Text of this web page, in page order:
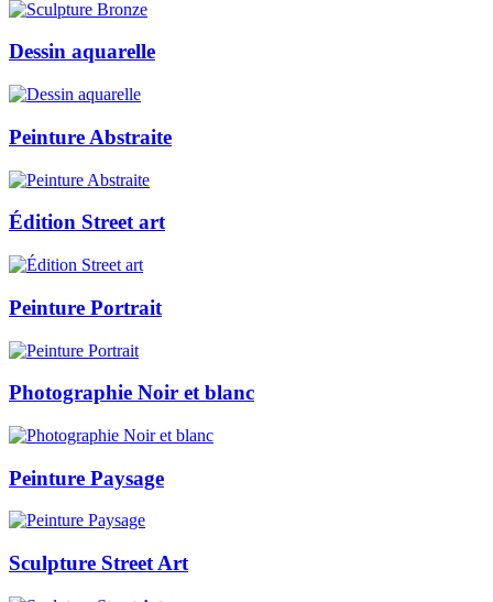
Dessin aquarelle
Peinture Abstraite
Édition Street art
Peinture Portrait
Photographie Noir et blanc
Peinture Paysage
Sculpture Street Art